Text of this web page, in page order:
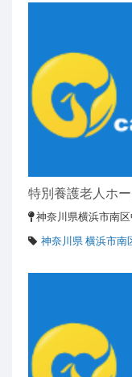
特別養護老人ホ
神奈川県横浜市南
神奈川県 横浜市南